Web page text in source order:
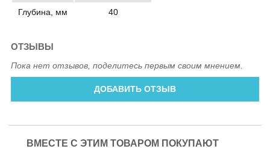
Глубина, мм
40
ОТЗЫВЫ
Пока нет отзывов, поделитесь первым своим мнением.
ДОБАВИТЬ ОТЗЫВ
ВМЕСТЕ С ЭТИМ ТОВАРОМ ПОКУПАЮТ